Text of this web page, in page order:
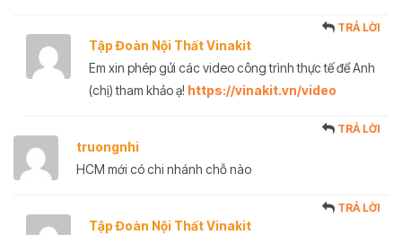
Tập Đoàn Nội Thất Vinakit
TRẢ LỜI
Em xin phép gửi các video công trình thực tế để Anh
(chị) tham khảo ạ! https://vinakit.vn/video
truongnhi
TRẢ LỜI
HCM mới có chi nhánh chỗ nào
Tập Đoàn Nội Thất Vinakit
TRẢ LỜI